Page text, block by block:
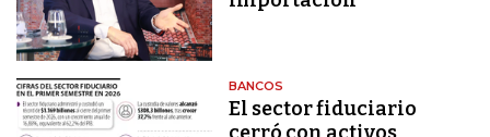
BANCOS
El sector fiduciario
cerró con activos